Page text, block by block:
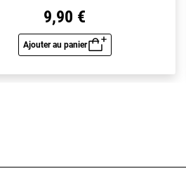
9,90 €
Ajouter au panier
Aperçu rapide